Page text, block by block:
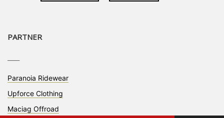
PARTNER
Paranoia Ridewear
Upforce Clothing
Maciag Offroad